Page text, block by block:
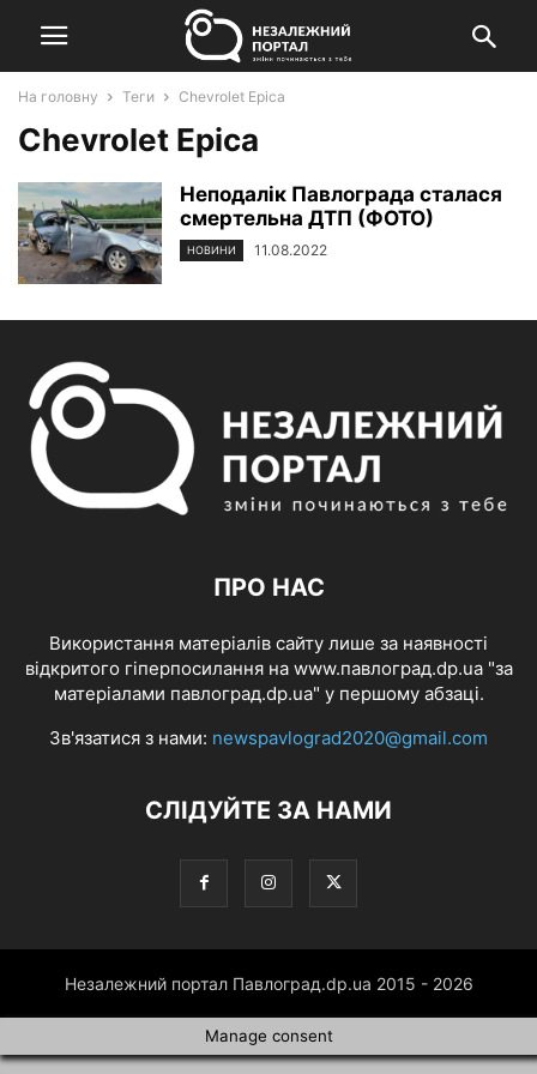
На головну Теги Chevrolet Epica
Chevrolet Epica
Неподалік Павлограда сталася
смертельна ДТП (ФОТО)
НОВИНИ 11.08.2022
ПРО НАС
Використання матеріалів сайту лише за наявності
відкритого гіперпосилання на www.павлоград.dp.ua "за
матеріалами павлоград.dp.ua" у першому абзаці.
Зв'язатися з нами: newspavlograd2020@gmail.com
СЛІДУЙТЕ ЗА НАМИ
Незалежний портал Павлоград.dp.ua 2015 - 2026
Manage consent